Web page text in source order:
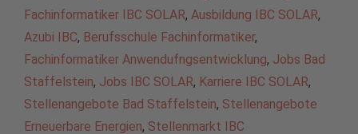
Fachinformatiker IBC SOLAR, Ausbildung IBC SOLAR,
Azubi IBC, Berufsschule Fachinformatiker,
Fachinformatiker Anwendufngsentwicklung, Jobs Bad
Staffelstein, Jobs IBC SOLAR, Karriere IBC SOLAR,
Stellenangebote Bad Staffelstein, Stellenangebote
Erneuerbare Energien, Stellenmarkt IBC